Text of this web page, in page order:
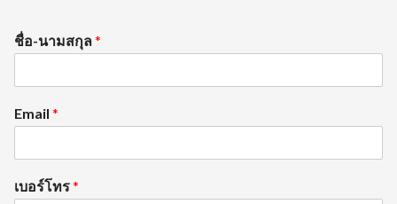
ชื่อ-นามสกุล*
Email *
เบอร์โทร*